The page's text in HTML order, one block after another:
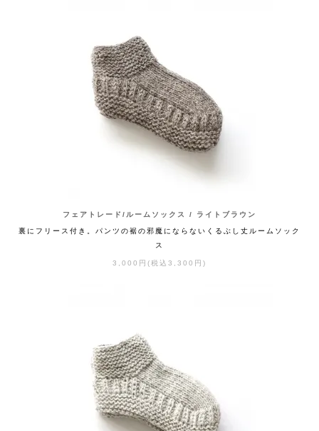
フェアトレード/ルームソックス / ライトブラウン
裏にフリース付き。パンツの裾の邪魔にならないくるぶし丈ルームソック
ス
3,000円(税込3,300円)